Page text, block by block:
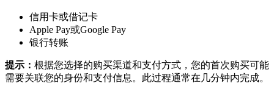
學習理財
了解如何賺取穩定收入
Bitrue AI
信用卡或借记卡
Apple Pay或Google Pay
银行转账
提示： 根据您选择的购买渠道和支付方式，您的首次购买可能
需要关联您的身份和支付信息。此过程通常在几分钟内完成。